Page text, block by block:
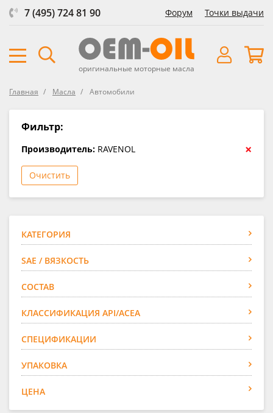
7 (495) 724 81 90 Форум Точки выдачи
оригинальные моторные масла
Главная Масла Автомобили
Фильтр:
Производитель: RAVENOL ×
Очистить
КАТЕГОРИЯ
SAE / ВЯЗКОСТЬ
СОСТАВ
КЛАССИФИКАЦИЯ API/ACEA
СПЕЦИФИКАЦИИ
УПАКОВКА
ЦЕНА